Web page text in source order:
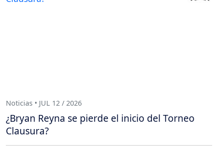
Noticias • JUL 12 / 2026
¿Bryan Reyna se pierde el inicio del Torneo
Clausura?